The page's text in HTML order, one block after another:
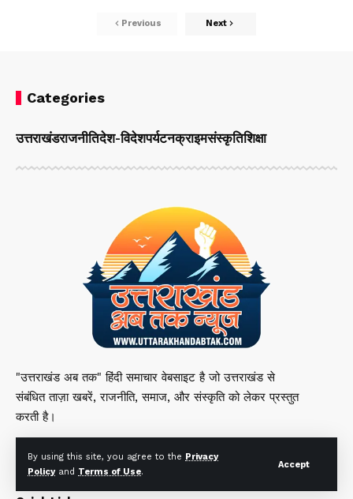
By using this site, you agree to the Privacy
Policyand Terms of Use.
Accept
Previous Next
Categories
उत्तराखंडराजनीतिदेश-विदेशपर्यटनक्राइमसंस्कृतिशिक्षा
"उत्तराखंड अब तक" हिंदी समाचार वेबसाइट है जो उत्तराखंड से
संबंधित ताज़ा खबरें, राजनीति, समाज, और संस्कृति को लेकर प्रस्तुत
करती है।